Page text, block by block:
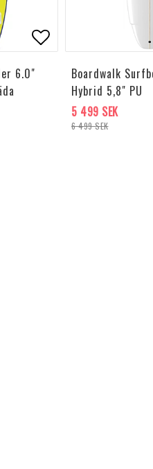
Lägg till i
6.0"
Boardwalk
Hybrid 5,8" PU
6 499 SEK
5 499 SEK